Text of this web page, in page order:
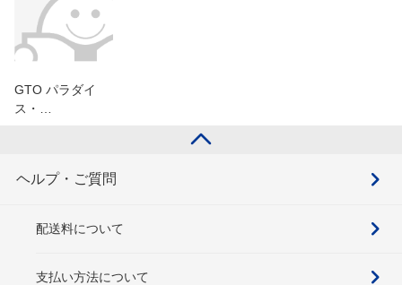
GTO パラダイ
ス・…
ヘルプ・ご質問
配送料について
支払い方法について